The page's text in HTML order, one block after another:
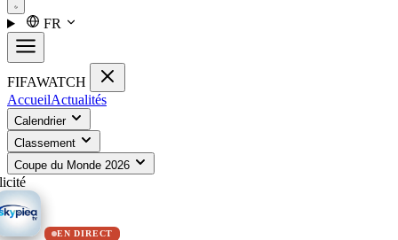
FR
FIFAWATCH
AccueilActualités
Calendrier
Classement
Coupe du Monde 2026
EN DIRECT